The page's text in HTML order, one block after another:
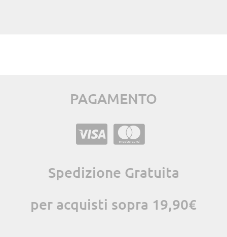
PAGAMENTO
Spedizione Gratuita
per acquisti sopra 19,90€